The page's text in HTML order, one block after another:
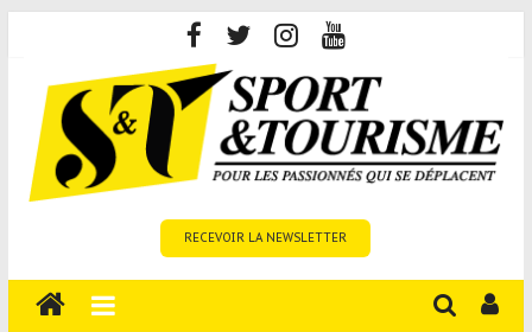
content
Tourisme
est
RECEVOIR LA NEWSLETTER